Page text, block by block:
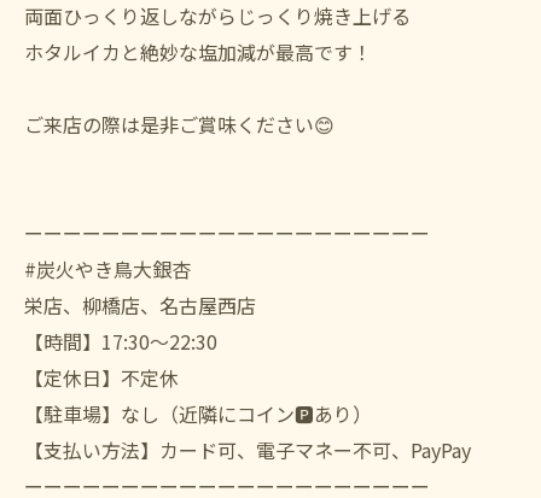
両面ひっくり返しながらじっくり焼き上げる
ホタルイカと絶妙な塩加減が最高です！
ご来店の際は是非ご賞味ください😊
ーーーーーーーーーーーーーーーーーーーーー
#炭火やき鳥大銀杏
栄店、柳橋店、名古屋西店
【時間】17:30〜22:30
【定休日】不定休
【駐車場】なし（近隣にコイン🅿️あり）
【支払い方法】カード可、電子マネー不可、PayPay
ーーーーーーーーーーーーーーーーーーーーー